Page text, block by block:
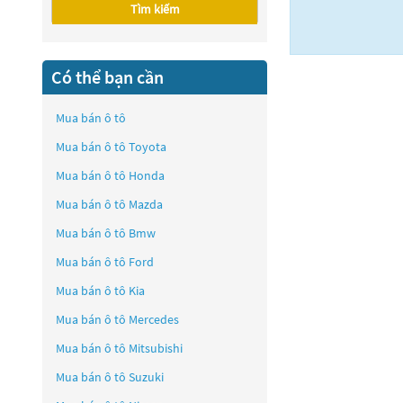
Tìm kiếm
Có thể bạn cần
Mua bán ô tô
Mua bán ô tô Toyota
Mua bán ô tô Honda
Mua bán ô tô Mazda
Mua bán ô tô Bmw
Mua bán ô tô Ford
Mua bán ô tô Kia
Mua bán ô tô Mercedes
Mua bán ô tô Mitsubishi
Mua bán ô tô Suzuki